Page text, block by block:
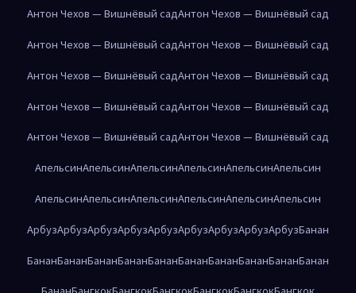
Антон Чехов — Вишнёвый садАнтон Чехов — Вишнёвый сад
Антон Чехов — Вишнёвый садАнтон Чехов — Вишнёвый сад
Антон Чехов — Вишнёвый садАнтон Чехов — Вишнёвый сад
Антон Чехов — Вишнёвый садАнтон Чехов — Вишнёвый сад
Антон Чехов — Вишнёвый садАнтон Чехов — Вишнёвый сад
АпельсинАпельсинАпельсинАпельсинАпельсинАпельсин
АпельсинАпельсинАпельсинАпельсинАпельсинАпельсин
АрбузАрбузАрбузАрбузАрбузАрбузАрбузАрбузАрбузБанан
БананБананБананБананБананБананБананБананБананБанан